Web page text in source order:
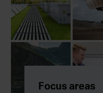
Focus areas